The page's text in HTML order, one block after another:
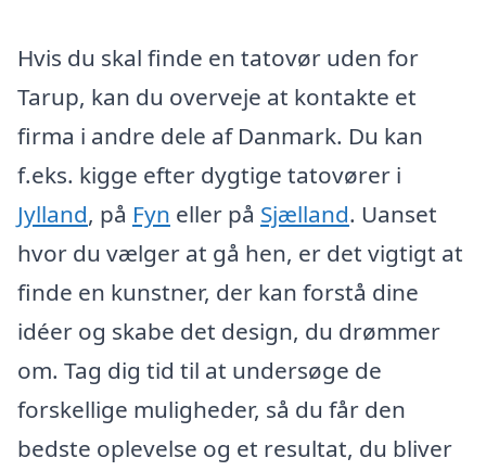
Hvis du skal finde en tatovør uden for
Tarup, kan du overveje at kontakte et
firma i andre dele af Danmark. Du kan
f.eks. kigge efter dygtige tatovører i
Jylland, på Fyn eller på Sjælland. Uanset
hvor du vælger at gå hen, er det vigtigt at
finde en kunstner, der kan forstå dine
idéer og skabe det design, du drømmer
om. Tag dig tid til at undersøge de
forskellige muligheder, så du får den
bedste oplevelse og et resultat, du bliver